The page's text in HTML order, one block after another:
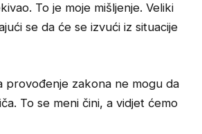
To je moje mišljenje. Veliki
se da će se izvući iz situacije
provođenje zakona ne mogu da
To se meni čini, a vidjet ćemo